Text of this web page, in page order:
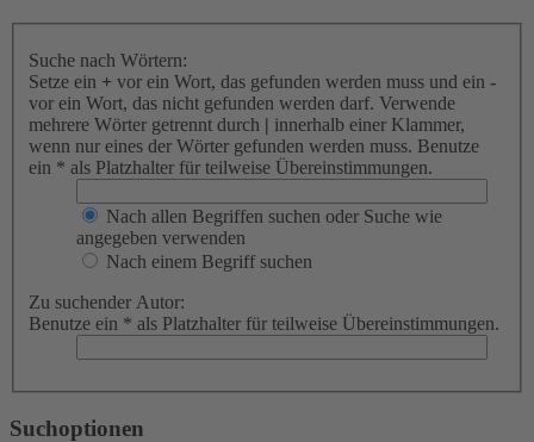
Suche nach Wörtern:
Setze ein + vor ein Wort, das gefunden werden muss und ein -
vor ein Wort, das nicht gefunden werden darf. Verwende
mehrere Wörter getrennt durch | innerhalb einer Klammer,
wenn nur eines der Wörter gefunden werden muss. Benutze
ein * als Platzhalter für teilweise Übereinstimmungen.
Nach allen Begriffen suchen oder Suche wie
angegeben verwenden
Nach einem Begriff suchen
Zu suchender Autor:
Benutze ein * als Platzhalter für teilweise Übereinstimmungen.
Suchoptionen